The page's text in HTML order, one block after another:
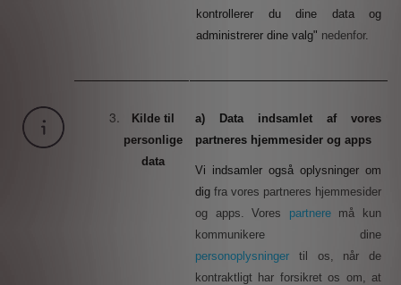
kontrollerer du dine data og
administrerer dine valg" nedenfor.
Kilde til
personlige
data
a) Data indsamlet af vores
partneres hjemmesider og apps
Vi indsamler også oplysninger om
dig fra vores partneres hjemmesider
og apps. Vores partnere må kun
kommunikere dine
personoplysninger til os, når de
kontraktligt har forsikret os om, at